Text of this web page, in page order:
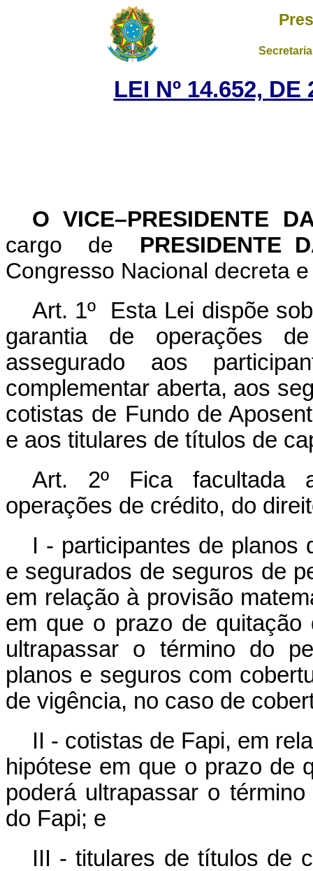
LEI Nº 14.652,
O VICE–PRESIDENTE
cargo de PRESIDENTE
Congresso Nacional decreta
Art. 1º Esta Lei dispõe
garantia de operações
assegurado aos
complementar aberta, aos
cotistas de Fundo de
e aos titulares de títulos de
Art. 2º Fica facultada
operações de crédito, do
I - participantes de planos
e segurados de seguros de
em relação à provisão
em que o prazo de
ultrapassar o término do
planos e seguros com
de vigência, no caso de
II - cotistas de Fapi, em
hipótese em que o prazo de
poderá ultrapassar o
do Fapi; e
III - titulares de títulos de